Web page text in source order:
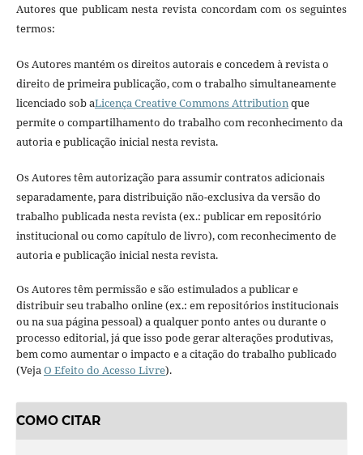
Autores que publicam nesta revista concordam com os seguintes
termos:
Os Autores mantém os direitos autorais e concedem à revista o
direito de primeira publicação, com o trabalho simultaneamente
licenciado sob aLicença Creative Commons Attributionque
permite o compartilhamento do trabalho com reconhecimento da
autoria e publicação inicial nesta revista.
Os Autores têm autorização para assumir contratos adicionais
separadamente, para distribuição não-exclusiva da versão do
trabalho publicada nesta revista (ex.: publicar em repositório
institucional ou como capítulo de livro), com reconhecimento de
autoria e publicação inicial nesta revista.
Os Autores têm permissão e são estimulados a publicar e
distribuir seu trabalho online (ex.: em repositórios institucionais
ou na sua página pessoal) a qualquer ponto antes ou durante o
processo editorial, já que isso pode gerar alterações produtivas,
bem como aumentar o impacto e a citação do trabalho publicado
(VejaO Efeito do Acesso Livre).
COMO CITAR